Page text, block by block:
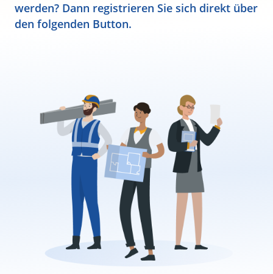
werden? Dann registrieren Sie sich direkt über
den folgenden Button.